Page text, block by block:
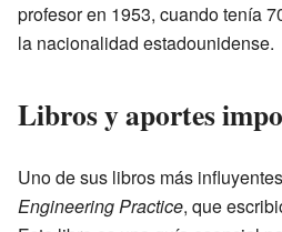
profesor en 1953, cuando tenía
la nacionalidad estadounidense.
Libros y aportes
Uno de sus libros más
Engineering Practice, que